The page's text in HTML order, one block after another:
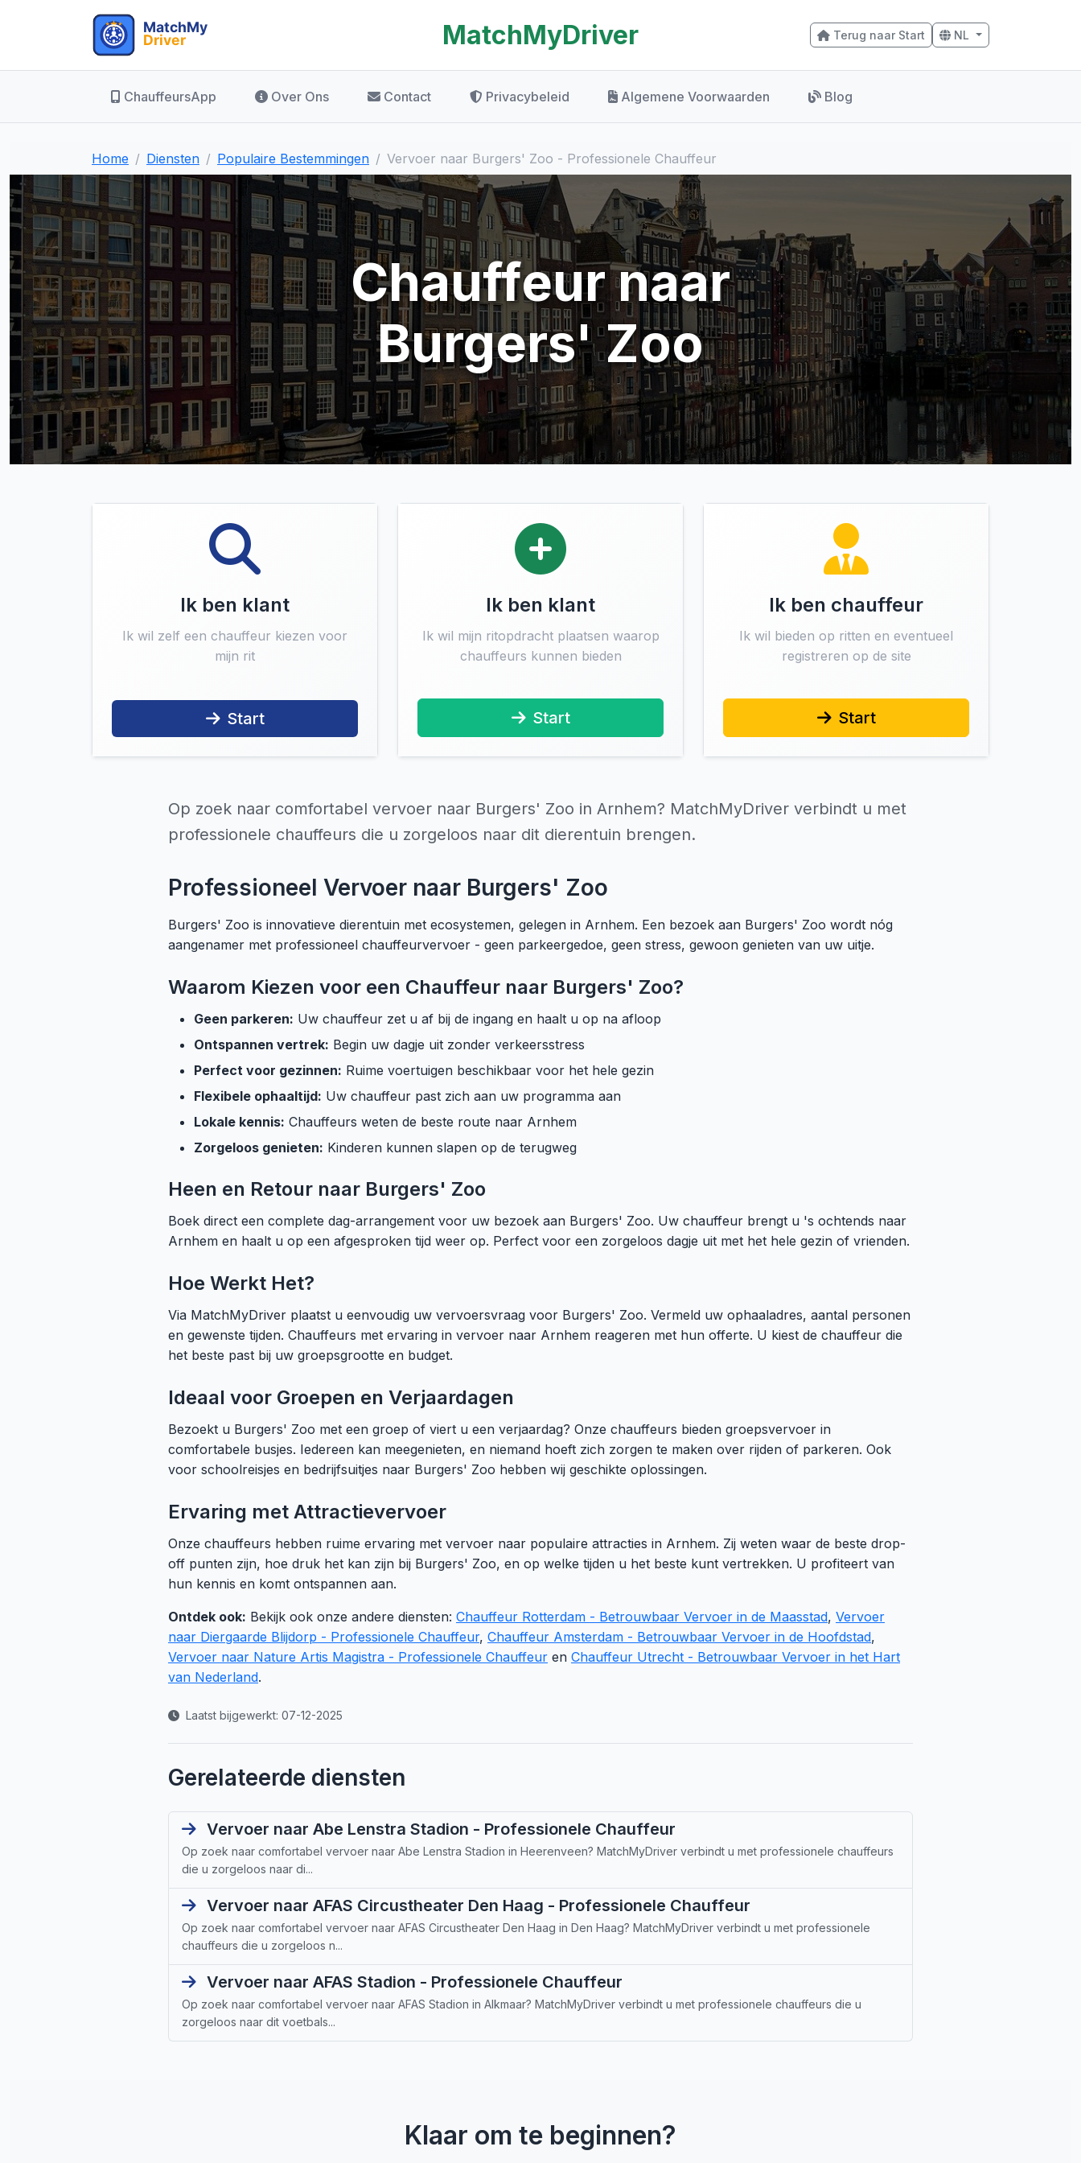
MatchMyDriver Terug naar Start NL
ChauffeursApp Over Ons Contact Privacybeleid Algemene Voorwaarden Blog
Home Diensten Populaire Bestemmingen Vervoer naar Burgers' Zoo - Professionele Chauffeur
Chauffeur naar
Burgers' Zoo
Ik ben klant
Ik wil zelf een chauffeur kiezen voor
mijn rit
Start
Ik ben klant
Ik wil mijn ritopdracht plaatsen waarop
chauffeurs kunnen bieden
Start
Ik ben chauffeur
Ik wil bieden op ritten en eventueel
registreren op de site
Start
Op zoek naar comfortabel vervoer naar Burgers' Zoo in Arnhem? MatchMyDriver verbindt u met
professionele chauffeurs die u zorgeloos naar dit dierentuin brengen.
Professioneel Vervoer naar Burgers' Zoo
Burgers' Zoo is innovatieve dierentuin met ecosystemen, gelegen in Arnhem. Een bezoek aan Burgers' Zoo wordt nóg
aangenamer met professioneel chauffeurvervoer - geen parkeergedoe, geen stress, gewoon genieten van uw uitje.
Waarom Kiezen voor een Chauffeur naar Burgers' Zoo?
Geen parkeren: Uw chauffeur zet u af bij de ingang en haalt u op na afloop
Ontspannen vertrek: Begin uw dagje uit zonder verkeersstress
Perfect voor gezinnen: Ruime voertuigen beschikbaar voor het hele gezin
Flexibele ophaaltijd: Uw chauffeur past zich aan uw programma aan
Lokale kennis: Chauffeurs weten de beste route naar Arnhem
Zorgeloos genieten: Kinderen kunnen slapen op de terugweg
Heen en Retour naar Burgers' Zoo
Boek direct een complete dag-arrangement voor uw bezoek aan Burgers' Zoo. Uw chauffeur brengt u 's ochtends naar
Arnhem en haalt u op een afgesproken tijd weer op. Perfect voor een zorgeloos dagje uit met het hele gezin of vrienden.
Hoe Werkt Het?
Via MatchMyDriver plaatst u eenvoudig uw vervoersvraag voor Burgers' Zoo. Vermeld uw ophaaladres, aantal personen
en gewenste tijden. Chauffeurs met ervaring in vervoer naar Arnhem reageren met hun offerte. U kiest de chauffeur die
het beste past bij uw groepsgrootte en budget.
Ideaal voor Groepen en Verjaardagen
Bezoekt u Burgers' Zoo met een groep of viert u een verjaardag? Onze chauffeurs bieden groepsvervoer in
comfortabele busjes. Iedereen kan meegenieten, en niemand hoeft zich zorgen te maken over rijden of parkeren. Ook
voor schoolreisjes en bedrijfsuitjes naar Burgers' Zoo hebben wij geschikte oplossingen.
Ervaring met Attractievervoer
Onze chauffeurs hebben ruime ervaring met vervoer naar populaire attracties in Arnhem. Zij weten waar de beste drop-
off punten zijn, hoe druk het kan zijn bij Burgers' Zoo, en op welke tijden u het beste kunt vertrekken. U profiteert van
hun kennis en komt ontspannen aan.
Ontdek ook: Bekijk ook onze andere diensten: Chauffeur Rotterdam - Betrouwbaar Vervoer in de Maasstad, Vervoer
naar Diergaarde Blijdorp - Professionele Chauffeur, Chauffeur Amsterdam - Betrouwbaar Vervoer in de Hoofdstad,
Vervoer naar Nature Artis Magistra - Professionele Chauffeur en Chauffeur Utrecht - Betrouwbaar Vervoer in het Hart
van Nederland.
Laatst bijgewerkt: 07-12-2025
Gerelateerde diensten
Vervoer naar Abe Lenstra Stadion - Professionele Chauffeur
Op zoek naar comfortabel vervoer naar Abe Lenstra Stadion in Heerenveen? MatchMyDriver verbindt u met professionele chauffeurs
die u zorgeloos naar di...
Vervoer naar AFAS Circustheater Den Haag - Professionele Chauffeur
Op zoek naar comfortabel vervoer naar AFAS Circustheater Den Haag in Den Haag? MatchMyDriver verbindt u met professionele
chauffeurs die u zorgeloos n...
Vervoer naar AFAS Stadion - Professionele Chauffeur
Op zoek naar comfortabel vervoer naar AFAS Stadion in Alkmaar? MatchMyDriver verbindt u met professionele chauffeurs die u
zorgeloos naar dit voetbals...
Klaar om te beginnen?